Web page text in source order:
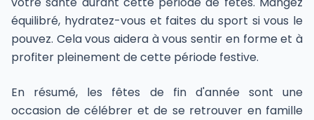
équilibré, hydratez-vous et faites du sport si vous le
pouvez. Cela vous aidera à vous sentir en forme et à
profiter pleinement de cette période festive.
En résumé, les fêtes de fin d'année sont une
occasion de célébrer et de se retrouver en famille